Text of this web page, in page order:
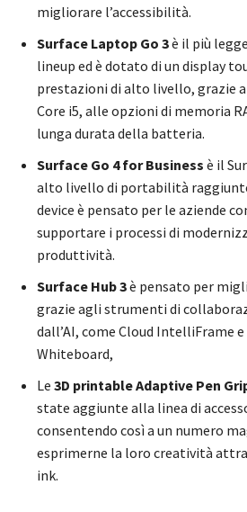
migliorare l’accessibilità.
Surface Laptop Go 3è il più
lineup ed è dotato di un display
prestazioni di alto livello, grazie
Core i5, alle opzioni di memoria
lunga durata della batteria.
Surface Go 4 for Business è il
alto livello di portabilità
device è pensato per le aziende
supportare i processi di
produttività.
Surface Hub 3è pensato per
grazie agli strumenti di
dall’AI, come Cloud IntelliFrame
Whiteboard,
Le 3D printable Adaptive Pen
state aggiunte alla linea di
consentendo così a un numero
esprimerne la loro creatività
ink.